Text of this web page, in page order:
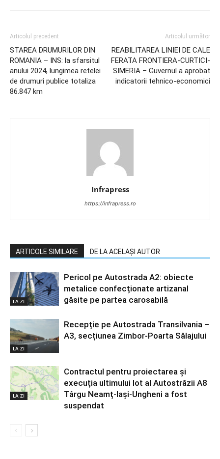
Articolul precedent
STAREA DRUMURILOR DIN
ROMANIA – INS: la sfarsitul
anului 2024, lungimea retelei
de drumuri publice totaliza
86.847 km
Articolul următor
REABILITAREA LINIEI DE CALE
FERATA FRONTIERA-CURTICI-
SIMERIA – Guvernul a aprobat
indicatorii tehnico-economici
Infrapress
https://infrapress.ro
ARTICOLE SIMILARE DE LA ACELAȘI AUTOR
LA ZI
Pericol pe Autostrada A2: obiecte
metalice confecționate artizanal
găsite pe partea carosabilă
LA ZI
Recepție pe Autostrada Transilvania –
A3, secțiunea Zimbor-Poarta Sălajului
LA ZI
Contractul pentru proiectarea și
execuția ultimului lot al Autostrăzii A8
Târgu Neamț-Iași-Ungheni a fost
suspendat